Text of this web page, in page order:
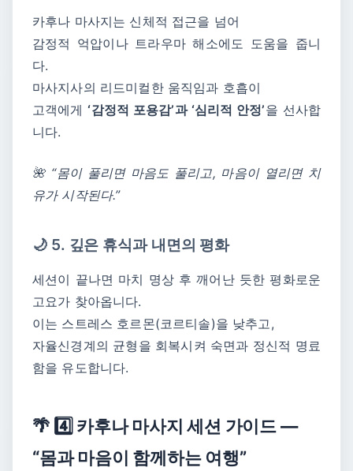
카후나 마사지는 신체적 접근을 넘어
감정적 억압이나 트라우마 해소에도 도움을 줍니
다.
마사지사의 리드미컬한 움직임과 호흡이
고객에게‘감정적 포용감’과 ‘심리적 안정’을 선사합
니다.
🌺 “몸이 풀리면 마음도 풀리고, 마음이 열리면 치
유가 시작된다.”
🌙 5. 깊은 휴식과 내면의 평화
세션이 끝나면 마치 명상 후 깨어난 듯한 평화로운
고요가 찾아옵니다.
이는 스트레스 호르몬(코르티솔)을 낮추고,
자율신경계의 균형을 회복시켜 숙면과 정신적 명료
함을 유도합니다.
🌴 4️⃣ 카후나 마사지 세션 가이드 —
“몸과 마음이 함께하는 여행”